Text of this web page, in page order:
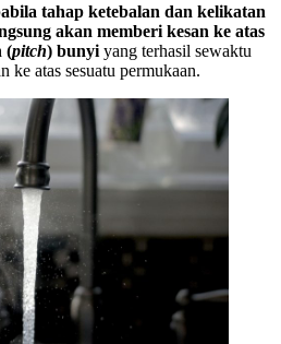
tahap ketebalan dan kelikatan
akan memberi kesan ke atas
(pitch) bunyi yang terhasil sewaktu
ke atas sesuatu permukaan.